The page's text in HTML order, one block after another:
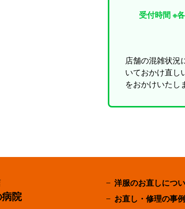
受付時間 ※
店舗の混雑状況
いておかけ直し
をおかけいたし
院
洋服のお直しにつ
お直し・修理の事例